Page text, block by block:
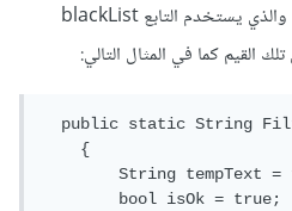
بعد ذلك كتابة التابع FilterText والذي يستخدم التابع blackList
كما في المثال التالي:
public static String
{
String tempText =
bool isOk = true;